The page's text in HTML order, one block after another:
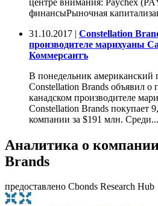
финансыРыночная
31.10.2017 | Constellation
производителе марихуаны
Коммерсантъ
В понедельник американский
Constellation Brands объявил о
канадском производителе
Constellation Brands покупает
компании за $191 млн. Среди...
Аналитика о
Brands
предоставлено Cbonds Research Hub